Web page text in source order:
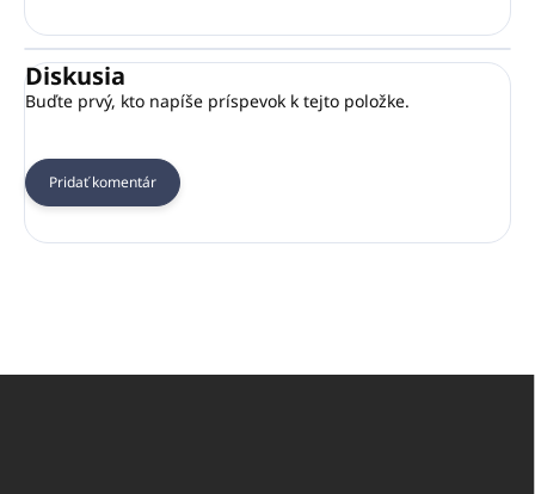
Diskusia
Buďte prvý, kto napíše príspevok k tejto položke.
Pridať komentár